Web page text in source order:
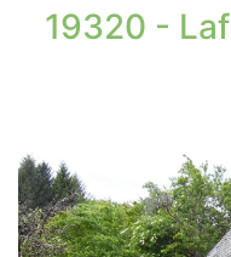
19320 -